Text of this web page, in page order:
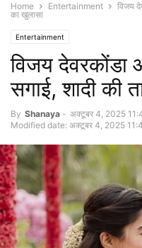
Home Entertainment
विजय
का खुलासा
Entertainment
विजय देवरकोंडा
सगाई, शादी की
By Shanaya - अक्टूबर 4, 2025
Modified date: अक्टूबर 4, 2025 11:44